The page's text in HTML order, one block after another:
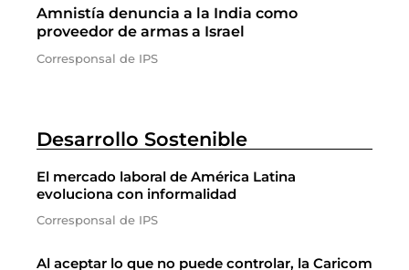
Amnistía denuncia a la India como
proveedor de armas a Israel
Corresponsal de IPS
Desarrollo Sostenible
El mercado laboral de América Latina
evoluciona con informalidad
Corresponsal de IPS
Al aceptar lo que no puede controlar, la Caricom